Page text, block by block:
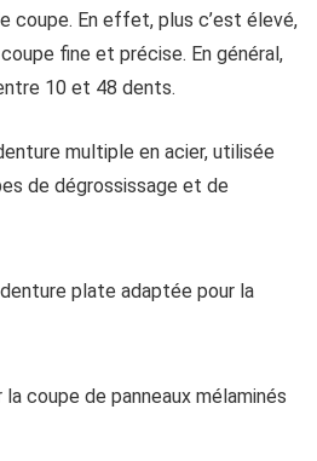
coupe. En effet, plus c’est élevé,
fine et précise. En général,
10 et 48 dents.
multiple en acier, utilisée
de dégrossissage et de
plate adaptée pour la
coupe de panneaux mélaminés